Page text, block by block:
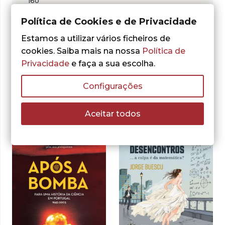
Outras sugestões
Política de Cookies e de Privacidade
Estamos a utilizar vários ficheiros de
cookies. Saiba mais na nossa Política de
Privacidade e faça a sua escolha.
Configurações
Aceitar todos